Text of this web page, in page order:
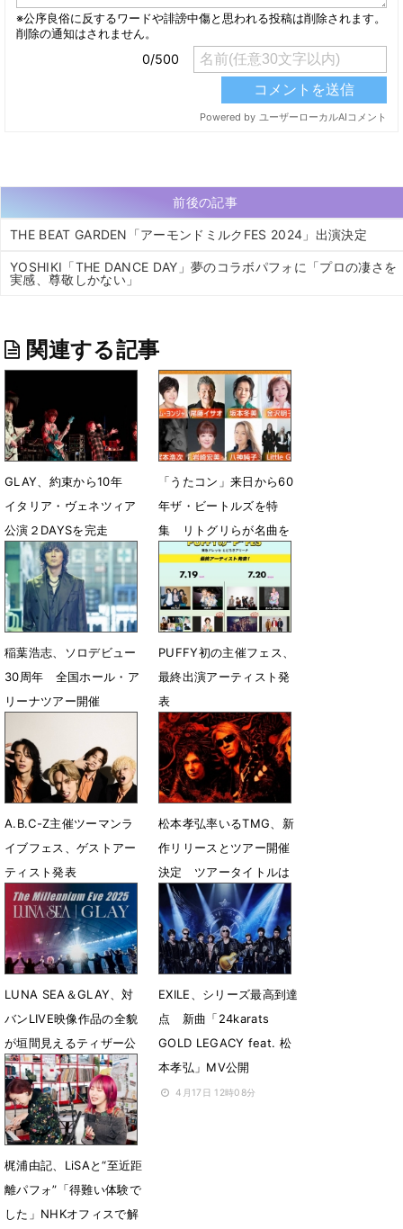
前後の記事
THE BEAT GARDEN「アーモンドミルクFES 2024」出演決定
YOSHIKI「THE DANCE DAY」夢のコラボパフォに「プロの凄さを
実感、尊敬しかない」
関連する記事
GLAY、約束から10年
イタリア・ヴェネツィア
公演２DAYSを完走
6月16日 19時50分
「うたコン」来日から60
年ザ・ビートルズを特
集 リトグリらが名曲を
メドレーで披露
6月8日 12時38分
稲葉浩志、ソロデビュー
30周年 全国ホール・ア
リーナツアー開催
PUFFY初の主催フェス、
最終出演アーティスト発
表
5月15日 23時13分
A.B.C-Z主催ツーマンラ
イブフェス、ゲストアー
ティスト発表
5月11日 12時04分
松本孝弘率いるTMG、新
作リリースとツアー開催
決定 ツアータイトルは
意味深な「SAYONARA」
5月8日 14時20分
LUNA SEA＆GLAY、対
バンLIVE映像作品の全貌
が垣間見えるティザー公
開
4月29日 18時04分
EXILE、シリーズ最高到達
点 新曲「24karats
GOLD LEGACY feat. 松
本孝弘」MV公開
4月17日 12時08分
梶浦由記、LiSAと“至近距
離パフォ”「得難い体験で
した」NHKオフィスで解